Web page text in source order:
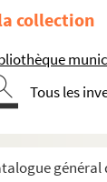
collection
Tous les
général
est